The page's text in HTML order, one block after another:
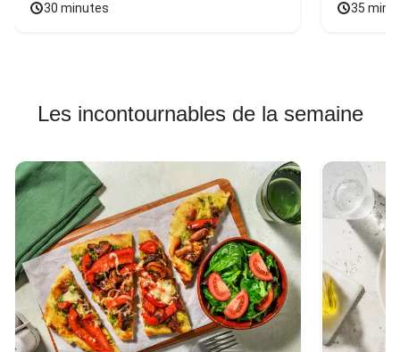
30 minutes 35
Les incontournables de la semaine